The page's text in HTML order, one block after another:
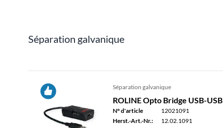
Séparation galvanique
Séparation galvanique
ROLINE Opto Bridge USB-USB
N° d'article
12021091
Herst.-Art.-Nr.:
12.02.1091